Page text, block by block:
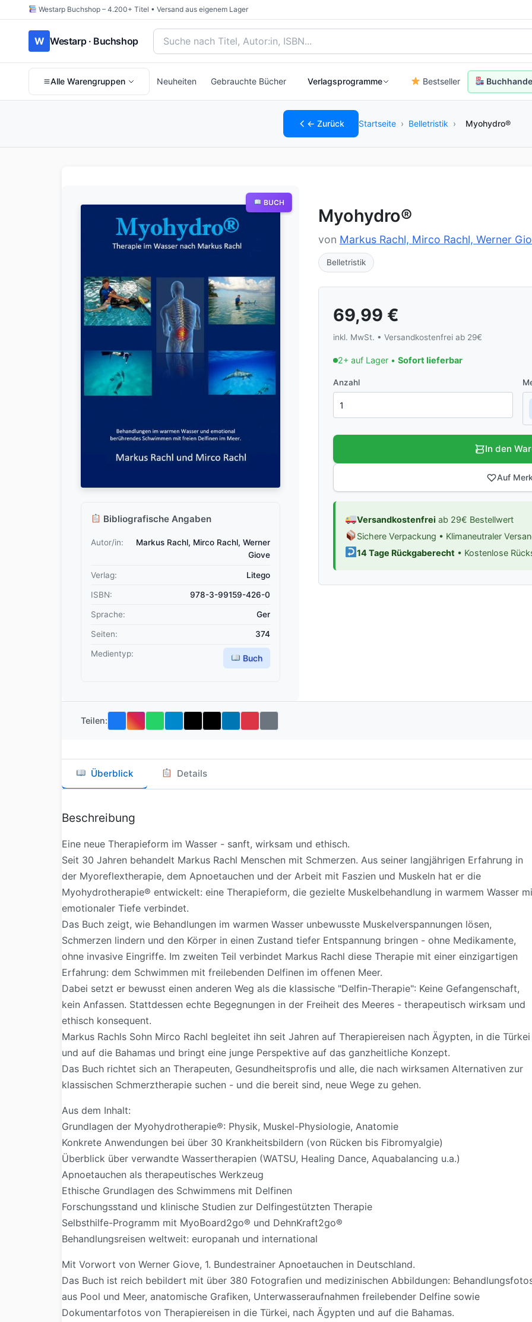
Westarp Buchshop – 4.200+ Titel • Versand aus eigenem Lager
W Westarp · Buchshop Bücher suchen nach Titel, Autor:in oder ISBN
Alle Warengruppen Neuheiten Gebrauchte Bücher Verlagsprogramme Bestseller
← Zurück Startseite › Belletristik › Myohydro®
Bibliografische Angaben
Autor/in:
Markus Rachl, Mirco Rachl, Werner
Giove
Verlag: Litego
ISBN: 978-3-99159-426-0
Sprache: Ger
Seiten: 374
Medientyp: Buch
BUCH
Myohydro®
von Markus Rachl, Mirco Rachl, Werner
Belletristik
69,99 €
inkl. MwSt. • Versandkostenfrei ab 29€
2+ auf Lager • Sofort lieferbar
Anzahl
In den
Auf
Versandkostenfrei ab 29€ Bestellwert
Sichere Verpackung • Klimaneutraler
14 Tage Rückgaberecht • Kostenlose
Teilen:
Überblick Details
Beschreibung
Eine neue Therapieform im Wasser - sanft, wirksam und ethisch.
Seit 30 Jahren behandelt Markus Rachl Menschen mit Schmerzen. Aus seiner langjährigen Erfahrung in
der Myoreflextherapie, dem Apnoetauchen und der Arbeit mit Faszien und Muskeln hat er die
Myohydrotherapie® entwickelt: eine Therapieform, die gezielte Muskelbehandlung in warmem Wasser
emotionaler Tiefe verbindet.
Das Buch zeigt, wie Behandlungen im warmen Wasser unbewusste Muskelverspannungen lösen,
Schmerzen lindern und den Körper in einen Zustand tiefer Entspannung bringen - ohne Medikamente,
ohne invasive Eingriffe. Im zweiten Teil verbindet Markus Rachl diese Therapie mit einer einzigartigen
Erfahrung: dem Schwimmen mit freilebenden Delfinen im offenen Meer.
Dabei setzt er bewusst einen anderen Weg als die klassische "Delfin-Therapie": Keine Gefangenschaft,
kein Anfassen. Stattdessen echte Begegnungen in der Freiheit des Meeres - therapeutisch wirksam und
ethisch konsequent.
Markus Rachls Sohn Mirco Rachl begleitet ihn seit Jahren auf Therapiereisen nach Ägypten, in die Türkei
und auf die Bahamas und bringt eine junge Perspektive auf das ganzheitliche Konzept.
Das Buch richtet sich an Therapeuten, Gesundheitsprofis und alle, die nach wirksamen Alternativen zur
klassischen Schmerztherapie suchen - und die bereit sind, neue Wege zu gehen.
Aus dem Inhalt:
Grundlagen der Myohydrotherapie®: Physik, Muskel-Physiologie, Anatomie
Konkrete Anwendungen bei über 30 Krankheitsbildern (von Rücken bis Fibromyalgie)
Überblick über verwandte Wassertherapien (WATSU, Healing Dance, Aquabalancing u.a.)
Apnoetauchen als therapeutisches Werkzeug
Ethische Grundlagen des Schwimmens mit Delfinen
Forschungsstand und klinische Studien zur Delfingestützten Therapie
Selbsthilfe-Programm mit MyoBoard2go® und DehnKraft2go®
Behandlungsreisen weltweit: europanah und international
Mit Vorwort von Werner Giove, 1. Bundestrainer Apnoetauchen in Deutschland.
Das Buch ist reich bebildert mit über 380 Fotografien und medizinischen Abbildungen:
aus Pool und Meer, anatomische Grafiken, Unterwasseraufnahmen freilebender Delfine sowie
Dokumentarfotos von Therapiereisen in die Türkei, nach Ägypten und auf die Bahamas.